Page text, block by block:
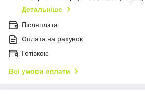
Детальніше
Післяплата
Оплата на рахунок
Готівкою
Всі умови оплати